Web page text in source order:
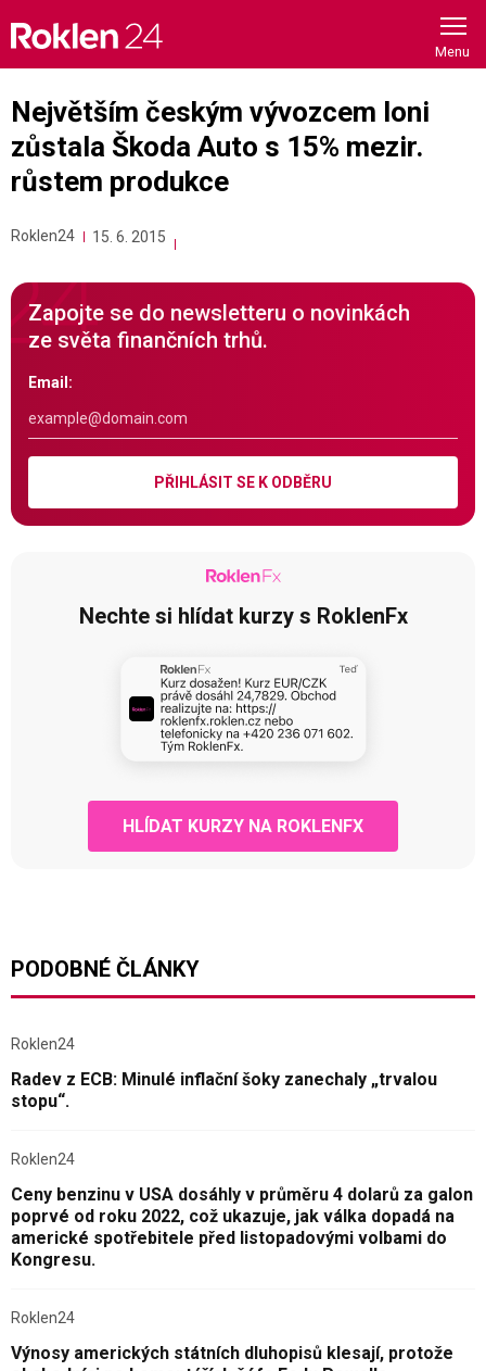
content
Největším českým vývozcem loni
zůstala Škoda Auto s 15% mezir.
růstem produkce
Roklen24 15. 6. 2015
Zapojte se do newsletteru o novinkách
ze světa finančních trhů.
Email:
PŘIHLÁSIT SE K ODBĚRU
Nechte si hlídat kurzy s RoklenFx
HLÍDAT KURZY NA ROKLENFX
PODOBNÉ ČLÁNKY
Roklen24
Radev z ECB: Minulé inflační šoky zanechaly „trvalou
stopu“.
Roklen24
Ceny benzinu v USA dosáhly v průměru 4 dolarů za galon
poprvé od roku 2022, což ukazuje, jak válka dopadá na
americké spotřebitele před listopadovými volbami do
Kongresu.
Roklen24
Výnosy amerických státních dluhopisů klesají, protože